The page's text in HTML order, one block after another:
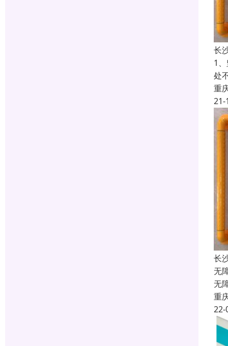
长
1
处
重
21-
长
无
无
重
22-